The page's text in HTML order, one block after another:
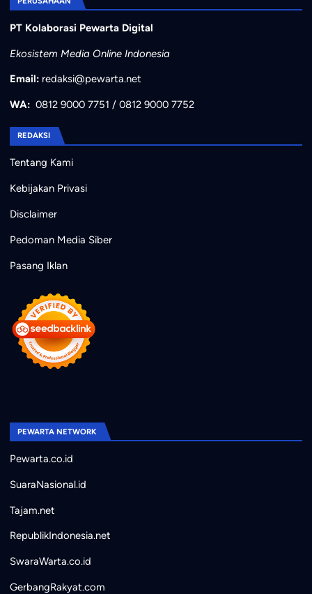
PT Kolaborasi Pewarta Digital
Ekosistem Media Online Indonesia
Email: redaksi@pewarta.net
WA: 0812 9000 7751 / 0812 9000 7752
REDAKSI
Tentang Kami
Kebijakan Privasi
Disclaimer
Pedoman Media Siber
Pasang Iklan
PEWARTA NETWORK
Pewarta.co.id
SuaraNasional.id
Tajam.net
RepublikIndonesia.net
SwaraWarta.co.id
GerbangRakyat.com